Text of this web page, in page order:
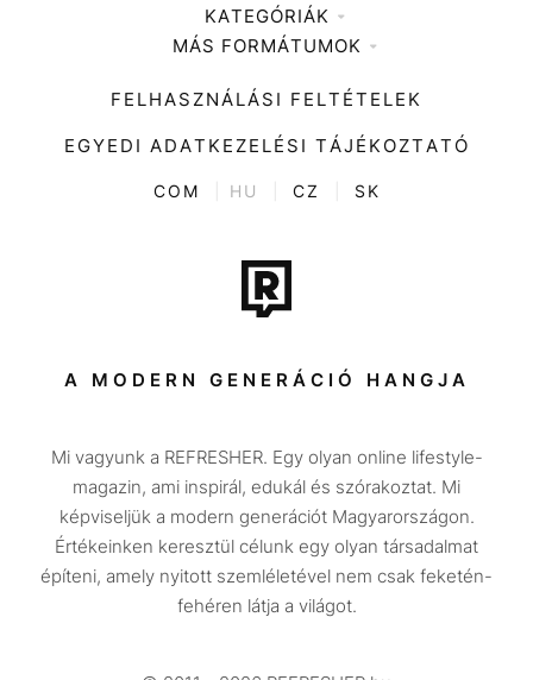
Médiaajánlat
KATEGÓRIÁK
Zene
Divat
Kultúra
ENTR
Tech-Tudomány
Sport
Társadalom
Utazás
Életmód
Design
Beszélgetések
MÁS FORMÁTUMOK
FELHASZNÁLÁSI FELTÉTELEK
EGYEDI ADATKEZELÉSI TÁJÉKOZTATÓ
COM HU CZ SK
A MODERN GENERÁCIÓ HANGJA
Mi vagyunk a REFRESHER. Egy olyan online lifestyle-
magazin, ami inspirál, edukál és szórakoztat. Mi
képviseljük a modern generációt Magyarországon.
Értékeinken keresztül célunk egy olyan társadalmat
építeni, amely nyitott szemléletével nem csak feketén-
fehéren látja a világot.